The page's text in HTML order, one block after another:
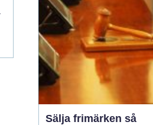
Sälja frimärken så